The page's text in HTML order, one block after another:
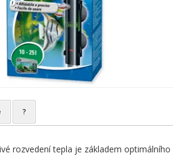
?
rozvedení tepla je základem optimálního